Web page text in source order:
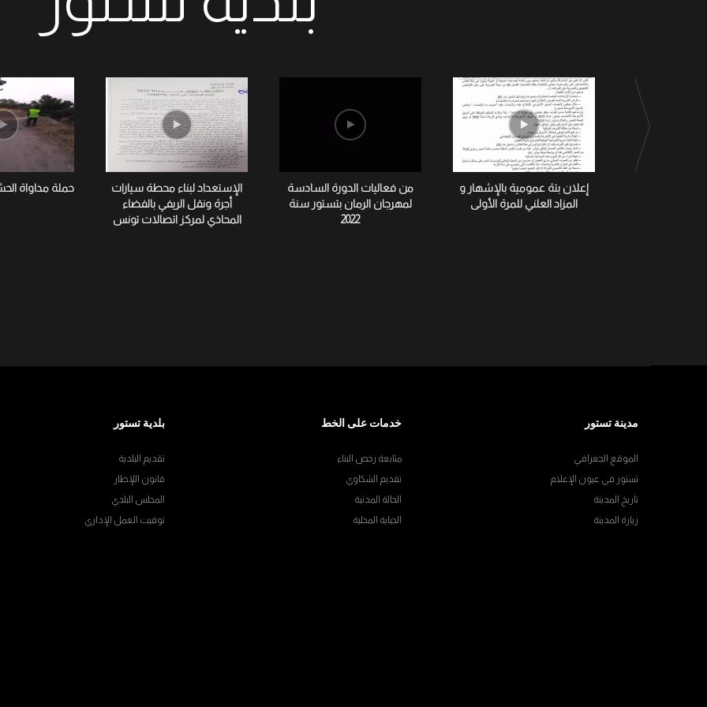
إعلان بتة عمومية بالإشهار و
المزاد العلني للمرة الأولى
من فعاليات الدورة السادسة
لمهرجان الرمان بتستور سنة
2022
الإستعداد لبناء محطة سيارات
أجرة ونقل الريفي بالفضاء
المحاذي لمركز اتصالات تونس
حملة مداواة
مدينة تستور
الموقع الجغرافي
تستور في عيون الإعلام
تاريخ المدينة
زيارة المدينة
خدمات على الخط
متابعة رخص البناء
تقديم الشكاوي
الحالة المدنية
الجباية المحلية
بلدية تستور
تقديم البلدية
قانون اللإطار
المجلس البلدي
توقيت العمل الإداري